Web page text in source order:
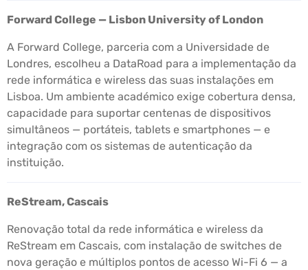
Forward College — Lisbon University of London
A Forward College, parceria com a Universidade de
Londres, escolheu a DataRoad para a implementação da
rede informática e wireless das suas instalações em
Lisboa. Um ambiente académico exige cobertura densa,
capacidade para suportar centenas de dispositivos
simultâneos — portáteis, tablets e smartphones — e
integração com os sistemas de autenticação da
instituição.
ReStream, Cascais
Renovação total da rede informática e wireless da
ReStream em Cascais, com instalação de switches de
nova geração e múltiplos pontos de acesso Wi-Fi 6 — a